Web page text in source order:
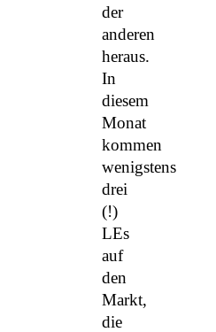
der
anderen
heraus.
In
diesem
Monat
kommen
wenigstens
drei
(!)
LEs
auf
den
Markt,
die